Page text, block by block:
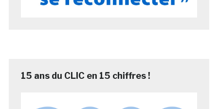
15 ans du CLIC en 15 chiffres !